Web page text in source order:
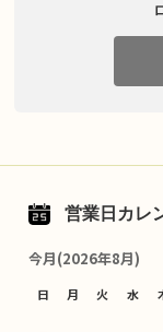
営業日カレ
今月(2026年8月)
日 月 火 水